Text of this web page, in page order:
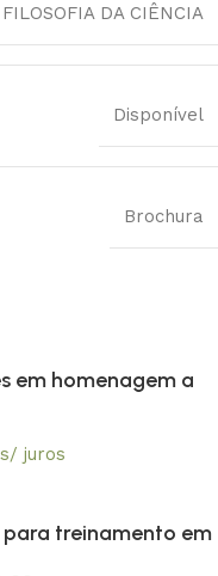
FILOSOFIA DA CIÊNCIA
Disponível
Brochura
em homenagem a
s/ juros
treinamento em